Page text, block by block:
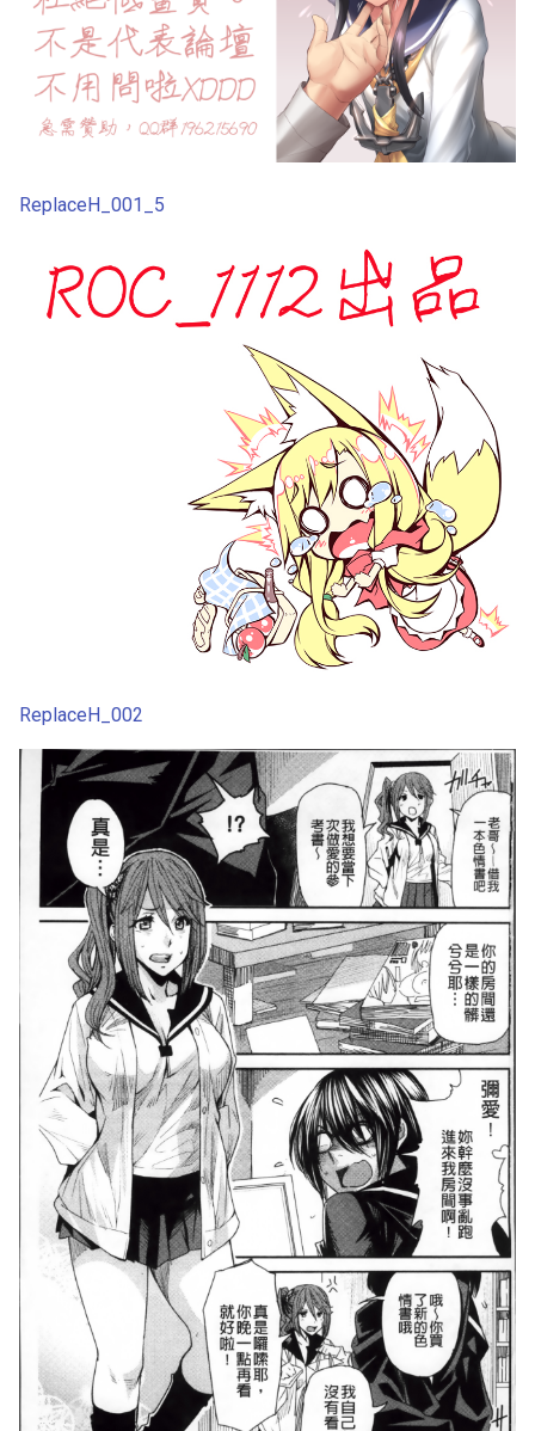
第5话
第6话
第7话
第9话
ReplaceH_001_5
ReplaceH_002